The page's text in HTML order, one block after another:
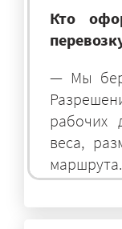
Кто
— Мы
рабочих
веса,
маршрута.